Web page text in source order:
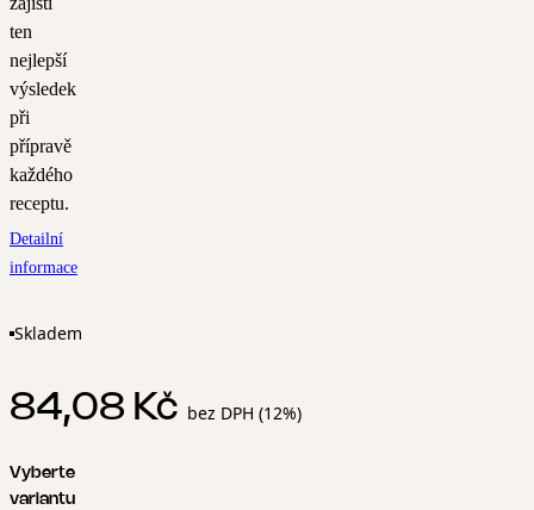
ten
nejlepší
výsledek
při
přípravě
každého
receptu.
Detailní
informace
Skladem
84,08 Kč bez DPH (12%)
Vyberte
variantu